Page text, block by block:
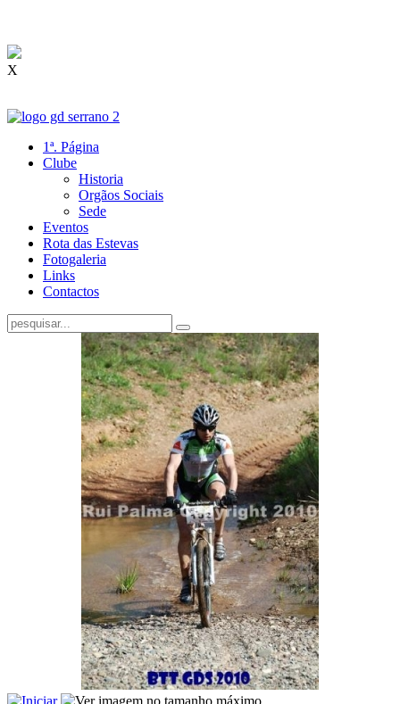
X
1ª. Página
Clube
Historia
Orgãos Sociais
Sede
Eventos
Rota das Estevas
Fotogaleria
Links
Contactos